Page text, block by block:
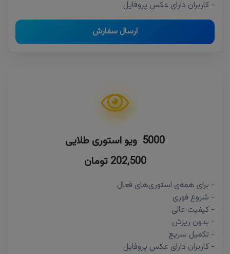
- کاربران دارای عکس پروفایل
ارسال سفارش
5000 ویو استوری طلایی
202,500 تومان
- برای همه‌ی استوری‌های فعال
- شروع فوری
- کیفیت عالی
- بدون ریزش
- تکمیل سریع
- کاربران دارای عکس پروفایل